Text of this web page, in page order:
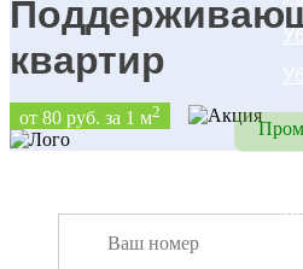
квартир
от 80 руб. за 1 м2